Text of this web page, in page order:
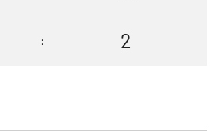
: 2